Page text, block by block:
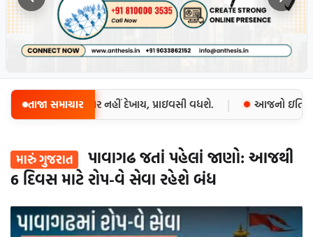
તાજા સમાચાર
વખતે મોબાઇલ નંબર નહીં દેખાય, પ્રાઇવસી વધશે. | આજનો ઇતિહાસ
મારું ગુજરાત
પાવાગઢ જતાં પહેલાં જાણો: આજથી
6 દિવસ માટે રોપ-વે સેવા રહેશે બંધ